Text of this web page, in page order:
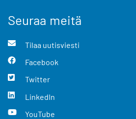
Seuraa meitä
Tilaa uutisviesti
Facebook
Twitter
LinkedIn
YouTube